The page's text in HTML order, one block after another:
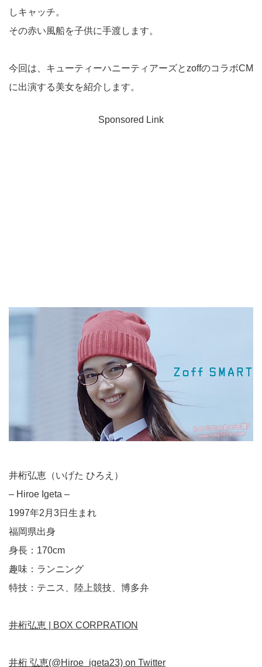
しキャッチ。
その赤い風船を子供に手渡します。
今回は、キューティーハニーティアーズとzoffのコラボCM
に出演する美女を紹介します。
Sponsored Link
井桁弘恵（いげた ひろえ）
– Hiroe Igeta –
1997年2月3日生まれ
福岡県出身
身長：170cm
趣味：ランニング
特技：テニス、陸上競技、博多弁
井桁弘恵 | BOX CORPRATION
井桁 弘恵(@Hiroe_igeta23) on Twitter